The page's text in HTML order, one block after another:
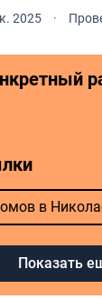
видом
2025 ·
в
Показать